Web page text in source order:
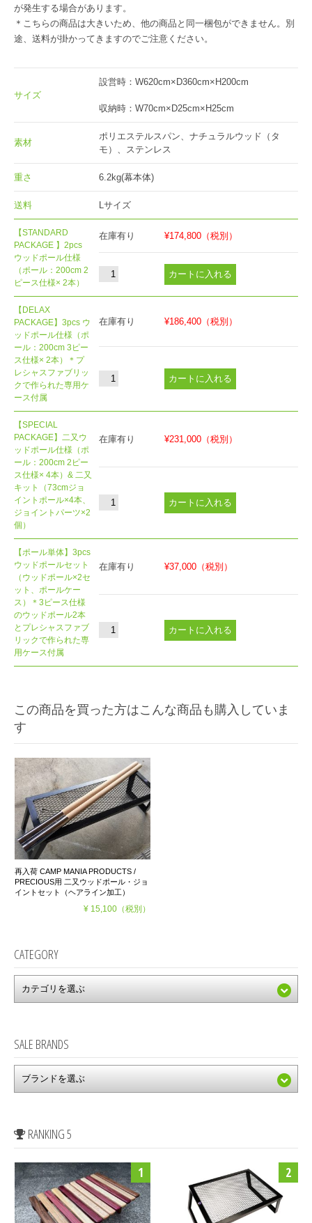
が発生する場合があります。
＊こちらの商品は大きいため、他の商品と同一梱包ができません。別
途、送料が掛かってきますのでご注意ください。
サイズ
設営時：W620cm×D360cm×H200cm
収納時：W70cm×D25cm×H25cm
素材
ポリエステルスパン、ナチュラルウッド（タ
モ）、ステンレス
重さ 6.2kg(幕本体)
送料 Lサイズ
【STANDARD
PACKAGE 】2pcs
ウッドポール仕様
（ポール：200cm 2
ピース仕様× 2本）
在庫有り ¥174,800 （税別）
【DELAX
PACKAGE】3pcs ウ
ッドポール仕様（ポ
ール：200cm 3ピー
ス仕様× 2本）＊プ
レシャスファブリッ
クで作られた専用ケ
ース付属
在庫有り ¥186,400 （税別）
【SPECIAL
PACKAGE】二又ウ
ッドポール仕様（ポ
ール：200cm 2ピー
ス仕様× 4本）& 二又
キット（73cmジョ
イントポール×4本、
ジョイントパーツ×2
個）
在庫有り ¥231,000 （税別）
【ポール単体】3pcs
ウッドポールセット
（ウッドポール×2セ
ット、ポールケー
ス）＊3ピース仕様
のウッドポール2本
とプレシャスファブ
リックで作られた専
用ケース付属
在庫有り ¥37,000 （税別）
この商品を買った方はこんな商品も購入していま
す
再入荷 CAMP MANIA PRODUCTS /
PRECIOUS用 二又ウッドポール・ジョ
イントセット（ヘアライン加工）
¥ 15,100（税別）
CATEGORY
SALE BRANDS
RANKING 5